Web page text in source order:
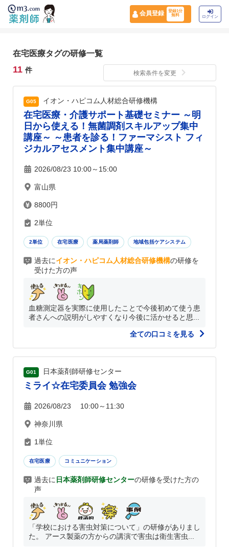
会員登録
登録1分
無料
ログイン
在宅医療タグの研修一覧
11 件 検索条件を変更
G05 イオン・ハピコム人材総合研修機構
在宅医療・介護サポート基礎セミナー ～明
日から使える！無菌調剤スキルアップ集中
講座～ ～患者を診る！ファーマシスト フィ
ジカルアセスメント集中講座～
2026/08/23 10:00～15:00
富山県
8800円
2単位
2単位 在宅医療 薬局薬剤師 地域包括ケアシステム
過去にイオン・ハピコム人材総合研修機構の研修を
受けた方の声
血糖測定器を実際に使用したことで今後初めて使う患
者さんへの説明がしやすくなり今後に活かせると思...
全ての口コミを見る
G01 日本薬剤師研修センター
ミライ☆在宅委員会 勉強会
2026/08/23 10:00～11:30
神奈川県
1単位
在宅医療 コミュニケーション
過去に 日本薬剤師研修センターの研修を受けた方の
声
「学校における害虫対策について」の研修がありまし
た。 アース製薬の方からの講演で害虫は衛生害虫...